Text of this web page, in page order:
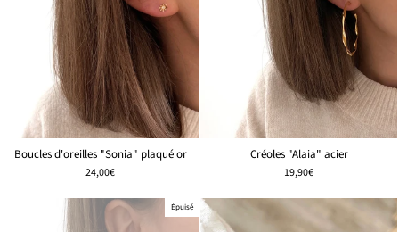
Boucles d'oreilles "Sonia" plaqué or
24,00€
Créoles "Alaia" acier
19,90€
Épuisé